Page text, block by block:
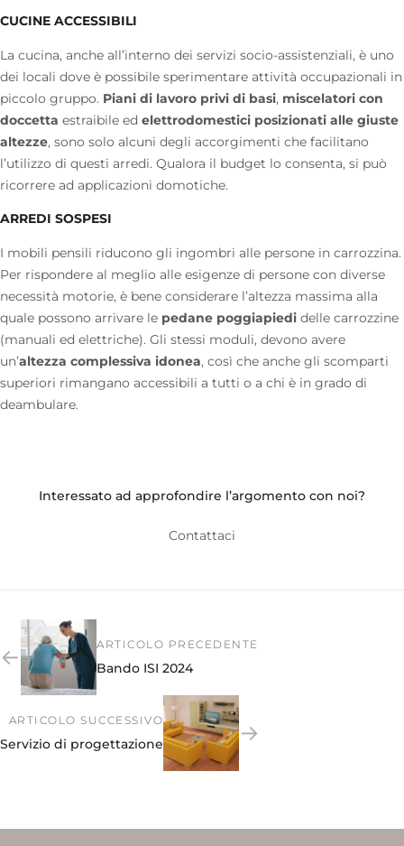
CUCINE ACCESSIBILI
La cucina, anche all’interno dei servizi socio-assistenziali, è uno
dei locali dove è possibile sperimentare attività occupazionali in
piccolo gruppo. Piani di lavoro privi di basi, miscelatori con
doccetta estraibile ed elettrodomestici posizionati alle giuste
altezze, sono solo alcuni degli accorgimenti che facilitano
l’utilizzo di questi arredi. Qualora il budget lo consenta, si può
ricorrere ad applicazioni domotiche.
ARREDI SOSPESI
I mobili pensili riducono gli ingombri alle persone in carrozzina.
Per rispondere al meglio alle esigenze di persone con diverse
necessità motorie, è bene considerare l’altezza massima alla
quale possono arrivare le pedane poggiapiedi delle carrozzine
(manuali ed elettriche). Gli stessi moduli, devono avere
un’altezza complessiva idonea, così che anche gli scomparti
superiori rimangano accessibili a tutti o a chi è in grado di
deambulare.
Interessato ad approfondire l’argomento con noi?
Contattaci
← ARTICOLO PRECEDENTE
Bando ISI 2024
ARTICOLO SUCCESSIVO
Servizio di progettazione →